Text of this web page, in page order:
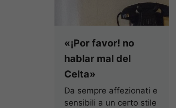
«¡Por favor! no
hablar mal del
Celta»
Da sempre affezionati e
sensibili a un certo stile